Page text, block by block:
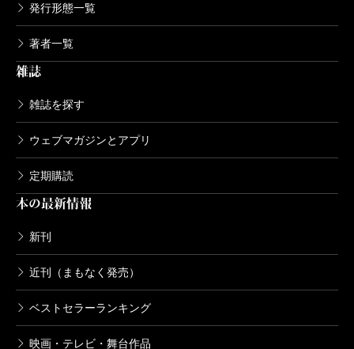
発行形態一覧
著者一覧
雑誌
雑誌を探す
ウェブマガジンとアプリ
定期購読
本の最新情報
新刊
近刊（まもなく発売）
ベストセラーランキング
映画・テレビ・舞台作品